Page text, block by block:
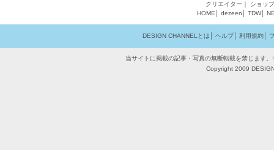
クリエイター
ショップ
HOME
dezeen TDW│
DESIGN CHANNELとは ヘルプ│ 利用規約│
当サイトに掲載の記事・写真の無断転載を禁じます
Copyright 2009